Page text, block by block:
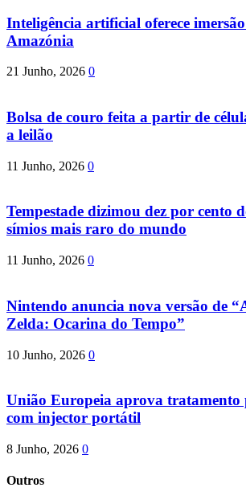
Inteligência artificial oferece
Amazónia
21 Junho, 2026 0
Bolsa de couro feita a partir de
a leilão
11 Junho, 2026 0
Tempestade dizimou dez por cento
símios mais raro do mundo
11 Junho, 2026 0
Nintendo anuncia nova versão de
Zelda: Ocarina do Tempo”
10 Junho, 2026 0
União Europeia aprova tratamento
com injector portátil
8 Junho, 2026 0
Outros